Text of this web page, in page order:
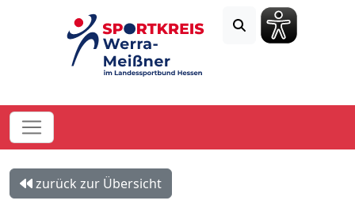
zurück zur Übersicht